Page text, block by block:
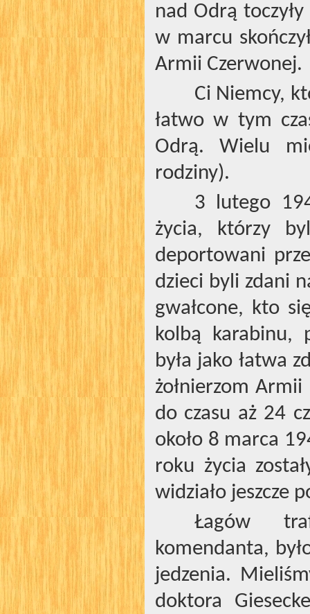
nad Odrą
w marcu
Armii Czerwonej.
Ci Niemcy,
łatwo w tym
Odrą. Wielu
rodziny).
3 lutego
życia, którzy
deportowani
dzieci byli zdani
gwałcone, kto
kolbą karabinu,
była jako łatwa
żołnierzom Armii
do czasu aż 24
około 8 marca
roku życia
widziało jeszcze
Łagów
komendanta,
jedzenia.
doktora